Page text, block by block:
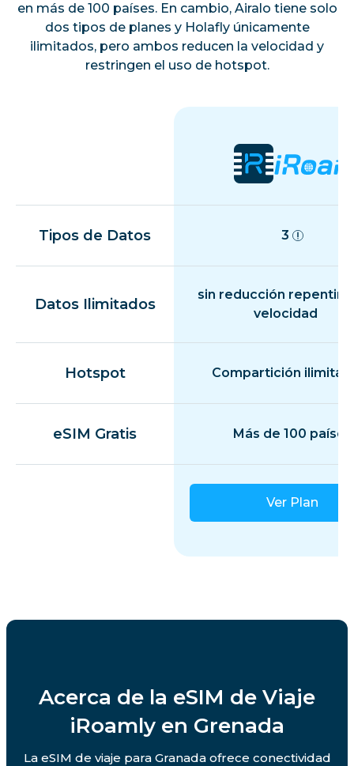
en más de 100 países. En cambio, Airalo tiene solo
dos tipos de planes y Holafly únicamente
ilimitados, pero ambos reducen la velocidad y
restringen el uso de hotspot.
Tipos de Datos 3
Datos Ilimitados
sin reducción
velocidad
Hotspot Compartición
eSIM Gratis Más de 100 países
Ver Plan
Acerca de la eSIM de Viaje
iRoamly en Grenada
La eSIM de viaje para Granada ofrece conectividad